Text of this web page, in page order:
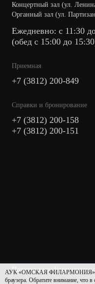
Концертный зал (ул.
Органный зал (ул.
Ежедневно: с 11:30
(обед с 15:00 до
Приемная
+7 (3812) 200-849
Cправки и бронирование
+7 (3812) 200-158
+7 (3812) 200-151
Политика
АУК «ОМСКАЯ ФИЛАРМОНИЯ» для
браузера. Обратите внимание, что